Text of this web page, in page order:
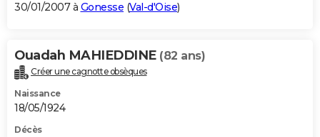
30/01/2007 à Gonesse (Val-d'Oise)
Ouadah MAHIEDDINE (82 ans)
Créer une cagnotte obsèques
Naissance
18/05/1924
Décès